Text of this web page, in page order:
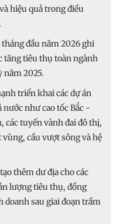
hiệu quả trong điều
đầu năm 2026 ghi
tiêu thụ toàn ngành
năm 2025.
triển khai các dự án
như cao tốc Bắc -
các tuyến vành đai đô thị,
cầu vượt sông và hệ
thêm dư địa cho các
lượng tiêu thụ, đồng
sau giai đoạn trầm